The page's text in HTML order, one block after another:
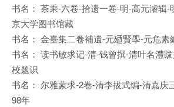
书名： 茶乘-六卷-拾遗一卷-明-高元濬辑-
京大学图书馆藏
书名： 金臺集二卷補遺-元廼賢學-元危素
书名： 读书敏求记-清-钱曾撰-清叶名澧
校题识
书名： 尔雅蒙求-2卷-清李拔式编-清嘉庆
98年